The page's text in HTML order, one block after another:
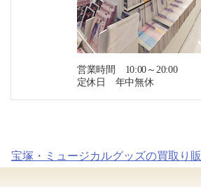
営業時間 10:00～20:00
定休日 年中無休
宝塚・ミュージカルグッズの買取り